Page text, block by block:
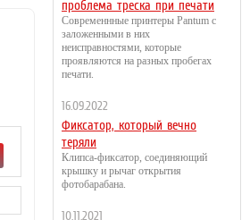
проблема треска при печати
Современнные принтеры Pantum с
заложенными в них
неисправностями, которые
проявляются на разных пробегах
печати.
16.09.2022
Фиксатор, который вечно
теряли
Клипса-фиксатор, соединяющий
крышку и рычаг открытия
фотобарабана.
10.11.2021